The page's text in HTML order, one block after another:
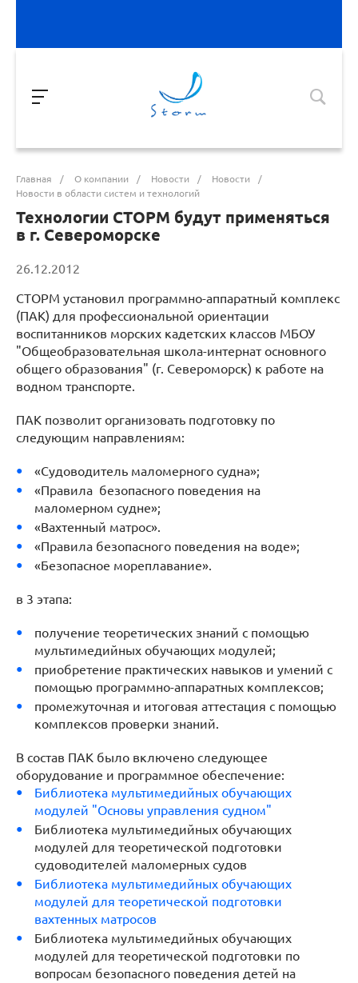
Главная / О компании / Новости / Новости
/
Новости в области систем и технологий
Технологии СТОРМ будут применяться
в г. Североморске
26.12.2012
СТОРМ установил программно-аппаратный комплекс
(ПАК) для профессиональной ориентации
воспитанников морских кадетских классов МБОУ
"Общеобразовательная школа-интернат основного
общего образования" (г. Североморск) к работе на
водном транспорте.
ПАК позволит организовать подготовку по
следующим направлениям:
«Судоводитель маломерного судна»;
«Правила безопасного поведения на
маломерном судне»;
«Вахтенный матрос».
«Правила безопасного поведения на воде»;
«Безопасное мореплавание».
в 3 этапа:
получение теоретических знаний с помощью
мультимедийных обучающих модулей;
приобретение практических навыков и умений с
помощью программно-аппаратных комплексов;
промежуточная и итоговая аттестация с помощью
комплексов проверки знаний.
В состав ПАК было включено следующее
оборудование и программное обеспечение:
Библиотека мультимедийных обучающих
модулей "Основы управления судном"
Библиотека мультимедийных обучающих
модулей для теоретической подготовки
судоводителей маломерных судов
Библиотека мультимедийных обучающих
модулей для теоретической подготовки
вахтенных матросов
Библиотека мультимедийных обучающих
модулей для теоретической подготовки по
вопросам безопасного поведения детей на